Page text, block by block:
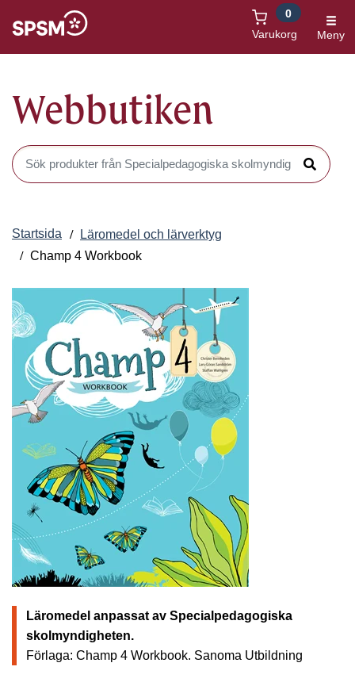
Varukorg
0
Meny
Webbutiken
Sök produkter i Webbutiken
Sök
Startsida
Läromedel och lärverktyg
Champ 4 Workbook
Läromedel anpassat av Specialpedagogiska
skolmyndigheten.
Förlaga: Champ 4 Workbook. Sanoma Utbildning